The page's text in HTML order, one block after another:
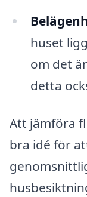
huset
om det
detta
Att jämföra
bra idé för